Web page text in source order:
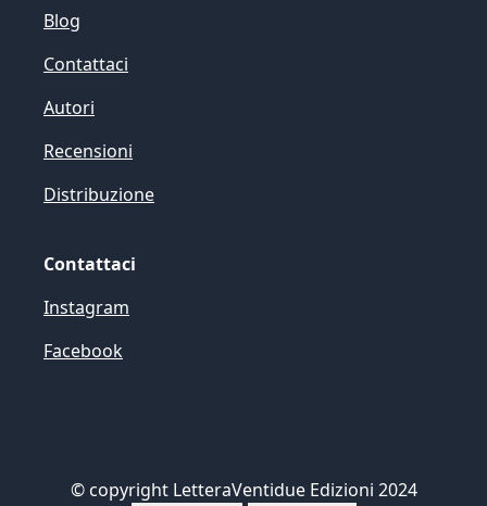
Blog
Contattaci
Autori
Recensioni
Distribuzione
Contattaci
Instagram
Facebook
© copyright LetteraVentidue Edizioni 2024